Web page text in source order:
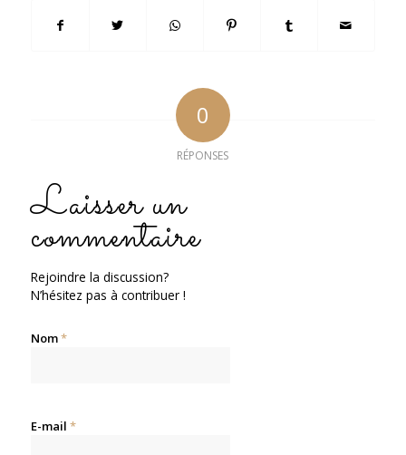
0
RÉPONSES
Laisser un
commentaire
Rejoindre la discussion?
N’hésitez pas à contribuer !
Nom*
E-mail *